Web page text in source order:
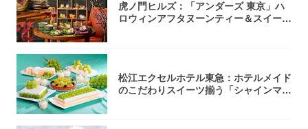
虎ノ門ヒルズ：「アンダーズ 東京」ハ
ロウィンアフタヌーンティー＆スイーツ
松江エクセルホテル東急：ホテルメイド
のこだわりスイーツ揃う「シャインマス